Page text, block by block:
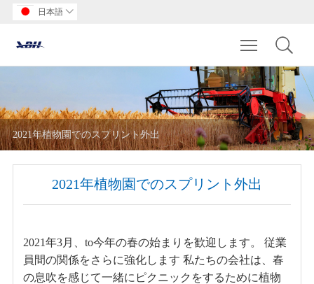
日本語 
Toggle
2021年植物園でのスプリント外出
2021年植物園でのスプリント外出
2021年3月、to今年の春の始まりを歓迎します。 従業
員間の関係をさらに強化します 私たちの会社は、春
の息吹を感じて一緒にピクニックをするために植物